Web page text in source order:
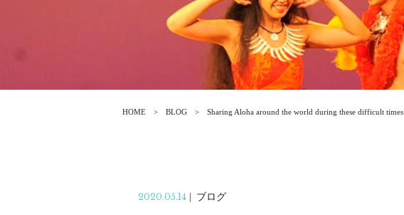
HOME BLOG Sharing Aloha around the world during these difficult times
2020.05.14| ブログ